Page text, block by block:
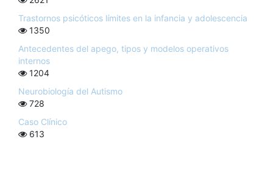
Trastornos psicóticos límites en la infancia y adolescencia
1350
Antecedentes del apego, tipos y modelos operativos
internos
1204
Neurobiología del Autismo
728
Caso Clínico
613